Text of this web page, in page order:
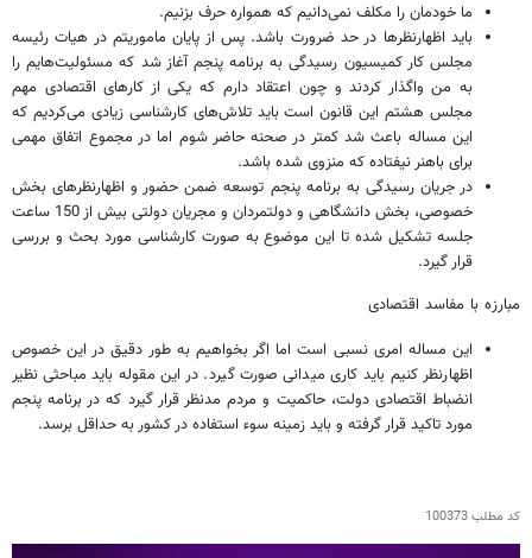
ما خودمان را مکلف نمی‌دانیم که همواره حرف بزنیم.
باید اظهارنظرها در حد ضرورت باشد. پس از پایان ماموریتم در هیات رئیسه
مجلس کار کمیسیون رسیدگی به برنامه پنجم آغاز شد که مسئولیت‌هایم را
به من واگذار کردند و چون اعتقاد دارم که یکی از کارهای اقتصادی مهم
مجلس هشتم این قانون است باید تلاش‌های کارشناسی زیادی می‌کردیم که
این مساله باعث شد کمتر در صحنه حاضر شوم اما در مجموع اتفاق مهمی
برای باهنر نیفتاده که منزوی شده باشد.
در جریان رسیدگی به برنامه پنجم توسعه ضمن حضور و اظهارنظرهای بخش
خصوصی، بخش دانشگاهی و دولتمردان و مجریان دولتی بیش از 150 ساعت
جلسه تشکیل شده تا این موضوع به صورت کارشناسی مورد بحث و بررسی
قرار گیرد.
مبارزه با مفاسد اقتصادی
این مساله امری نسبی است اما اگر بخواهیم به طور دقیق در این خصوص
اظهارنظر کنیم باید کاری میدانی صورت گیرد. در این مقوله باید مباحثی نظیر
انضباط اقتصادی دولت، حاکمیت و مردم مدنظر قرار گیرد که در برنامه پنجم
مورد تاکید قرار گرفته و باید زمینه سوء استفاده در کشور به حداقل برسد.
کد مطلب100373